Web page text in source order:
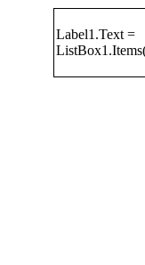
Label1.Text =